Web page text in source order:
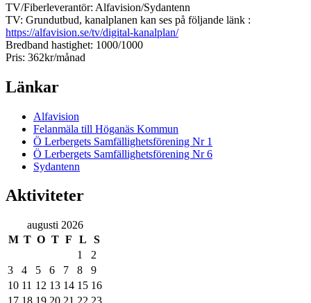
TV/Fiberleverantör: Alfavision/Sydantenn
TV: Grundutbud, kanalplanen kan ses på följande länk :
https://alfavision.se/tv/digital-kanalplan/
Bredband hastighet: 1000/1000
Pris: 362kr/månad
Länkar
Alfavision
Felanmäla till Höganäs Kommun
Ö Lerbergets Samfällighetsförening Nr 1
Ö Lerbergets Samfällighetsförening Nr 6
Sydantenn
Aktiviteter
augusti 2026
M T O T F L
S
1
2
3
4 5 6 7 8
9
10 11 12 13 14 15 16